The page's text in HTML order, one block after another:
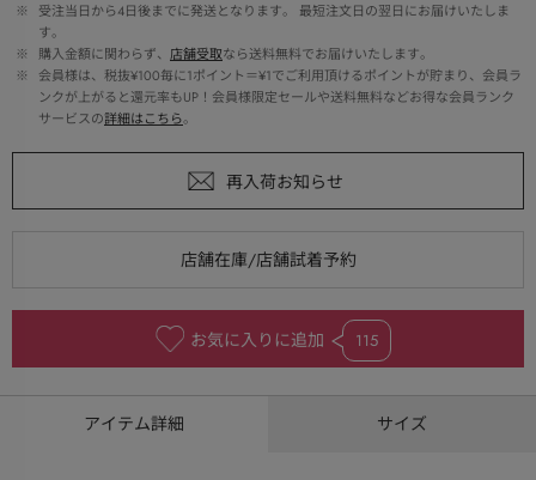
※
受注当日から4日後までに発送となります。 最短注文日の翌日にお届けいたしま
す。
※
購入金額に関わらず、 店舗受取なら送料無料でお届けいたします。
※
会員様は、税抜¥100毎に1ポイント＝¥1でご利用頂けるポイントが貯まり、会員ラ
ンクが上がると還元率もUP！会員様限定セールや送料無料などお得な会員ランク
サービスの詳細はこちら。
お気に入りに追加 115
アイテム詳細 サイズ